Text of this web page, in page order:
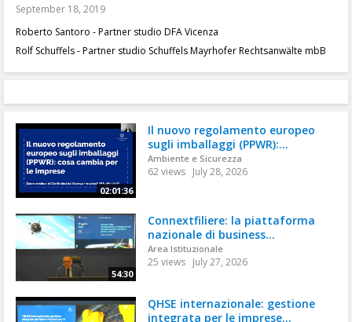
September 18, 2019
Roberto Santoro - Partner studio DFA Vicenza
Rolf Schuffels - Partner studio Schuffels Mayrhofer Rechtsanwälte mbB
02:01:36
Il nuovo regolamento europeo
sugli imballaggi (PPWR):...
Ambiente e Sicurezza
62 views July 28, 2026
54:30
Connextfiliere: la piattaforma
nazionale di business...
Area Istituzionale
25 views July 27, 2026
QHSE internazionale: gestione
integrata per le imprese...